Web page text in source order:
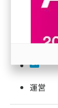
運営